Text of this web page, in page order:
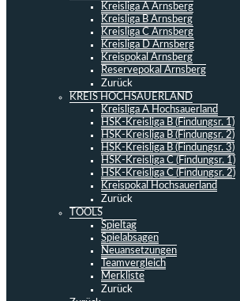
Kreisliga A Arnsberg
Kreisliga B Arnsberg
Kreisliga C Arnsberg
Kreisliga D Arnsberg
Kreispokal Arnsberg
Reservepokal Arnsberg
Zurück
KREIS HOCHSAUERLAND
Kreisliga A Hochsauerland
HSK-Kreisliga B (Findungsr. 1)
HSK-Kreisliga B (Findungsr. 2)
HSK-Kreisliga B (Findungsr. 3)
HSK-Kreisliga C (Findungsr. 1)
HSK-Kreisliga C (Findungsr. 2)
Kreispokal Hochsauerland
Zurück
TOOLS
Spieltag
Spielabsagen
Neuansetzungen
Teamvergleich
Merkliste
Zurück